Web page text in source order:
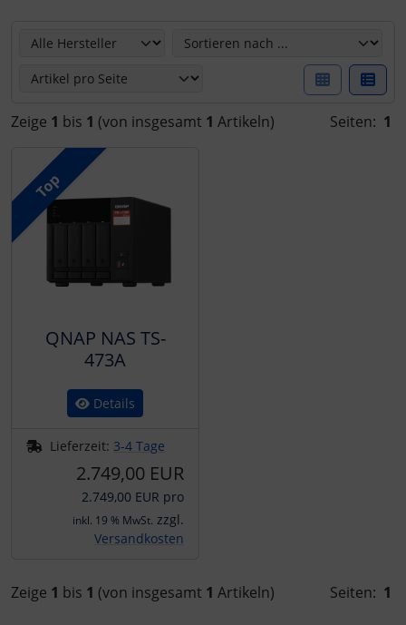
Zeige 1 bis 1 (von insgesamt 1 Artikeln) Seiten: 1
Top
QNAP NAS TS-
473A
Details
Lieferzeit: 3-4 Tage
2.749,00 EUR
2.749,00 EUR pro
inkl. 19 % MwSt. zzgl.
Versandkosten
Zeige 1 bis 1 (von insgesamt 1 Artikeln) Seiten: 1